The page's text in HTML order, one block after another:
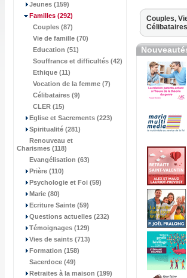
Jeunes (159)
Familles (292)
Couples (87)
Vie de famille (70)
Education (51)
Souffrance et difficultés (42)
Ethique (11)
Vocation de la femme (7)
Célibataires (9)
CLER (15)
Eglise et Sacrements (223)
Spiritualité (281)
Renouveau et
Charismes (118)
Evangélisation (63)
Prière (110)
Psychologie et Foi (59)
Marie (80)
Ecriture Sainte (59)
Questions actuelles (232)
Témoignages (129)
Vies de saints (713)
Formation (158)
Sacerdoce (49)
Retraites à la maison (199)
Couples,